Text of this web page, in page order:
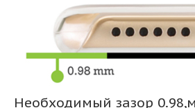
Необходимый зазор